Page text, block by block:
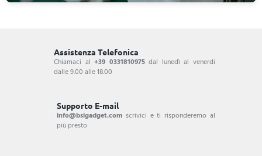
Assistenza Telefonica
Chiamaci al+39 0331810975dal lunedì al venerdi
dalle 9.00 alle 18.00
Supporto E-mail
info@bsigadget.com scrivici e ti risponderemo al
più presto